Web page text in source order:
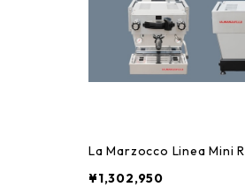
La Marzocco Linea Mini R
¥1,302,950